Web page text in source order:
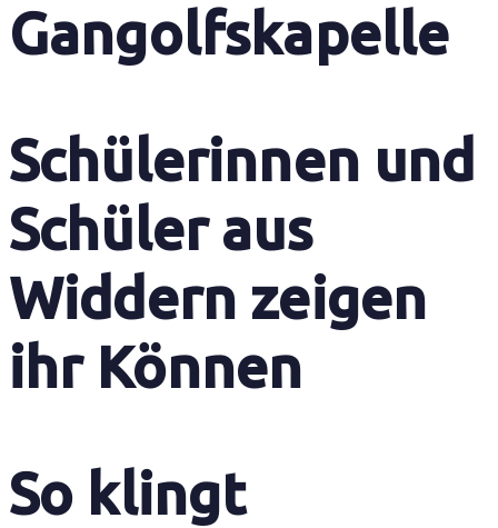
Gangolfskapelle
Schülerinnen und
Schüler aus
Widdern zeigen
ihr Können
So klingt